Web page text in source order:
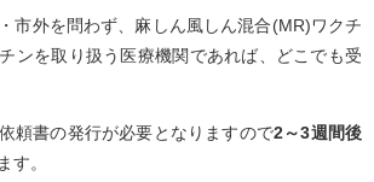
外を問わず、麻しん風しん混合(MR)ワクチ
ンを取り扱う医療機関であれば、どこでも受
書の発行が必要となりますので2～3週間後
す。